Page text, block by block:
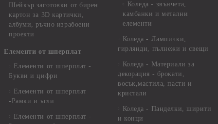
Шейкър заготовки от бирен
картон за 3D картички,
албуми, ръчно израбоени
проекти
Елементи от шперплат
Елементи от шперплат -
Букви и цифри
Елементи от шперплат
-Рамки и ъгли
Елементи от шперплат -
Коледа - звънчета,
камбанки и метални
елементи
Коледа - Лампички,
гирлянди, пълнежи и свещи
Коледа - Материали за
декорация - брокати,
восък,мастила, пасти и
кристали
Коледа - Панделки, ширити
и конци